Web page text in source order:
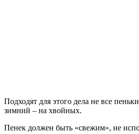
Подходят для этого дела не все
зимний – на хвойных.
Пенек должен быть «свежим», не